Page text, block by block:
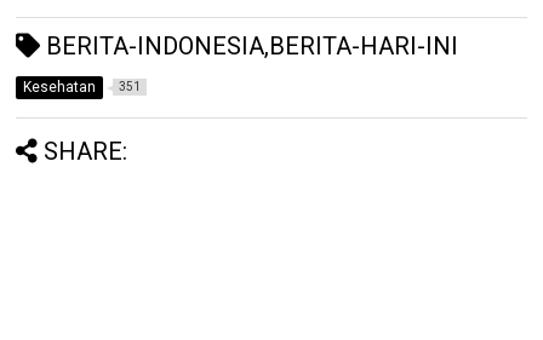
BERITA-INDONESIA,BERITA-HARI-INI
Kesehatan 351
SHARE: